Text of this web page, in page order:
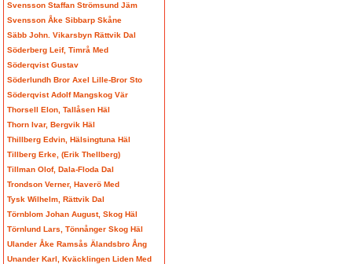
Svensson Staffan Strömsund Jäm
Svensson Åke Sibbarp Skåne
Säbb John. Vikarsbyn Rättvik Dal
Söderberg Leif, Timrå Med
Söderqvist Gustav
Söderlundh Bror Axel Lille-Bror Sto
Söderqvist Adolf Mangskog Vär
Thorsell Elon, Tallåsen Häl
Thorn Ivar, Bergvik Häl
Thillberg Edvin, Hälsingtuna Häl
Tillberg Erke, (Erik Thellberg)
Tillman Olof, Dala-Floda Dal
Trondson Verner, Haverö Med
Tysk Wilhelm, Rättvik Dal
Törnblom Johan August, Skog Häl
Törnlund Lars, Tönnånger Skog Häl
Ulander Åke Ramsås Älandsbro Ång
Unander Karl, Kväcklingen Liden Med